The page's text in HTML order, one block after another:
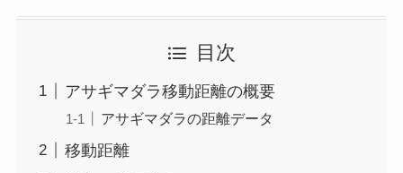
目次
アサギマダラ移動距離の概要
アサギマダラの距離データ
移動距離